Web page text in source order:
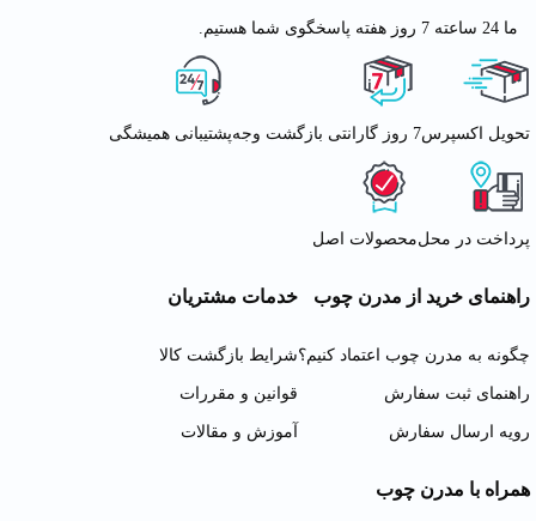
ما 24 ساعته 7 روز هفته پاسخگوی شما هستیم.
تحویل اکسپرس7 روز گارانتی بازگشت وجه پشتیبانی همیشگی
پرداخت در محلمحصولات اصل
راهنمای خرید از مدرن چوب
چگونه به مدرن چوب اعتماد کنیم؟
راهنمای ثبت سفارش
رویه ارسال سفارش
خدمات مشتریان
شرایط بازگشت کالا
قوانین و مقررات
آموزش و مقالات
همراه با مدرن چوب